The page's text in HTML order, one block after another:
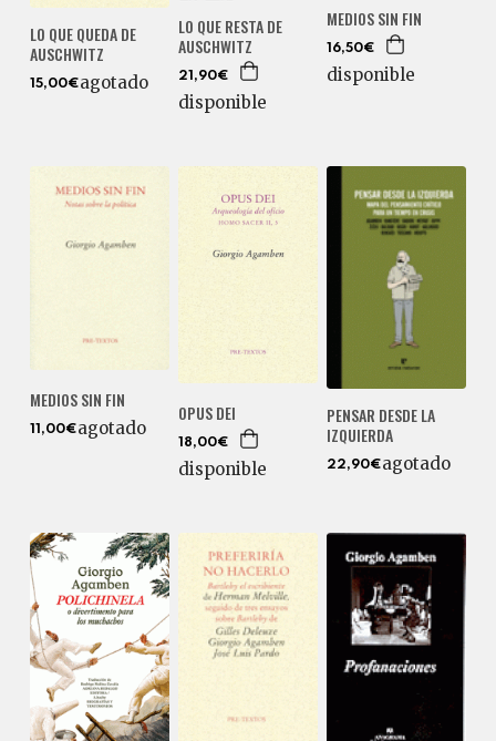
LO QUE QUEDA DE
AUSCHWITZ
15,00€agotado
LO QUE RESTA DE
AUSCHWITZ
21,90€
disponible
MEDIOS SIN FIN
16,50€
disponible
MEDIOS SIN FIN
11,00€agotado
OPUS DEI
18,00€
disponible
PENSAR DESDE LA
IZQUIERDA
22,90€agotado